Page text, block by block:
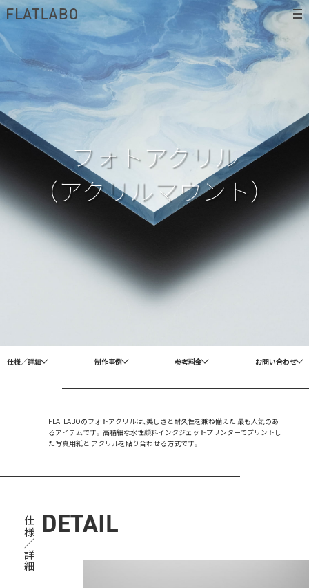
フォトアクリル
（アクリルマウント）
仕様／詳細 制作事例 参考料金 お問い合わせ
FLATLABOのフォトアクリルは、美しさと耐久性を兼ね備えた 最も人気のあ
るアイテムです。 高精細な水性顔料インクジェットプリンターでプリントし
た写真用紙と アクリルを貼り合わせる方式です。
DETAIL
仕様／詳細